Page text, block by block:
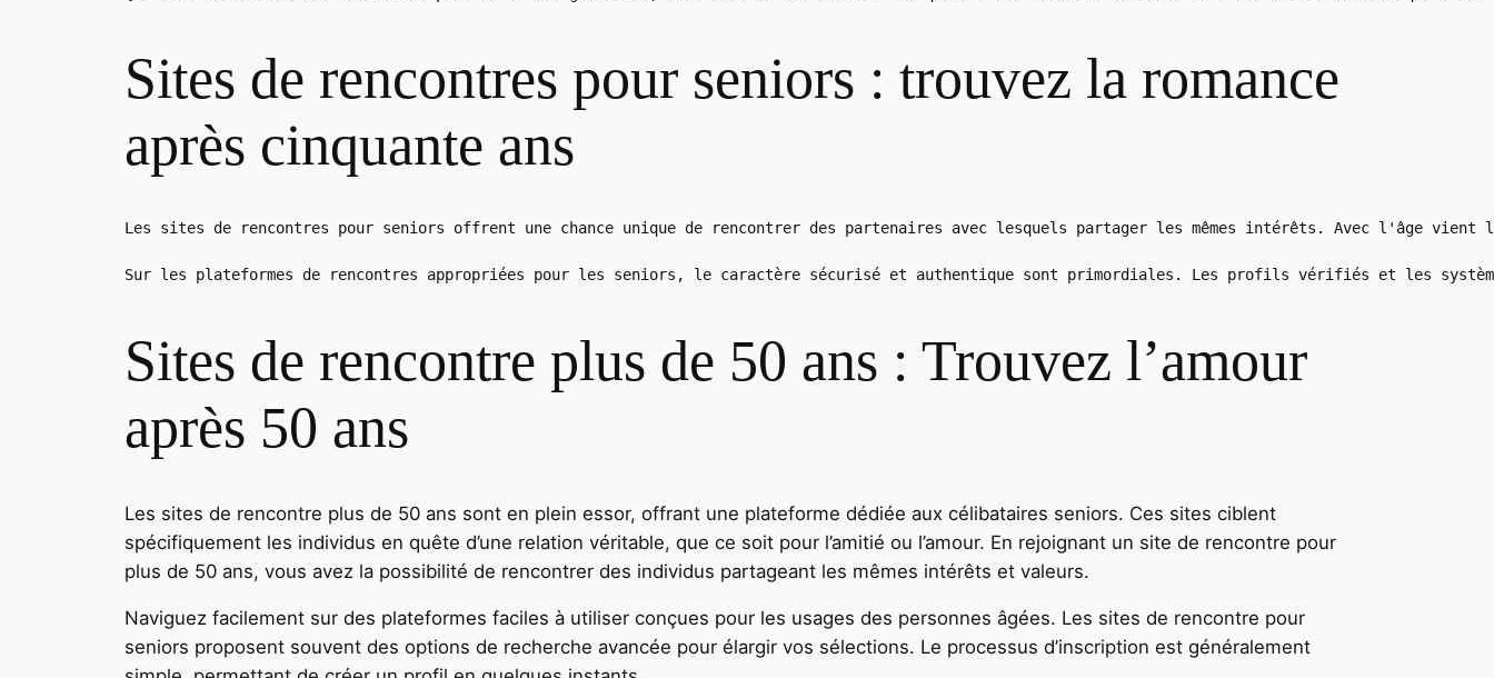
Sites de rencontres pour seniors : trouvez la romance
après cinquante ans
Les sites de rencontres pour seniors offrent une chance unique de rencontrer des partenaires avec lesquels partager les mêmes intérêts. Avec l'âge
Sur les plateformes de rencontres appropriées pour les seniors, le caractère sécurisé et authentique sont primordiales. Les profils vérifiés et les
Sites de rencontre plus de 50 ans : Trouvez l’amour
après 50 ans
Les sites de rencontre plus de 50 ans sont en plein essor, offrant une plateforme dédiée aux célibataires seniors. Ces sites ciblent
spécifiquement les individus en quête d’une relation véritable, que ce soit pour l’amitié ou l’amour. En rejoignant un site de rencontre pour
plus de 50 ans, vous avez la possibilité de rencontrer des individus partageant les mêmes intérêts et valeurs.
Naviguez facilement sur des plateformes faciles à utiliser conçues pour les usages des personnes âgées. Les sites de rencontre pour
seniors proposent souvent des options de recherche avancée pour élargir vos sélections. Le processus d’inscription est généralement